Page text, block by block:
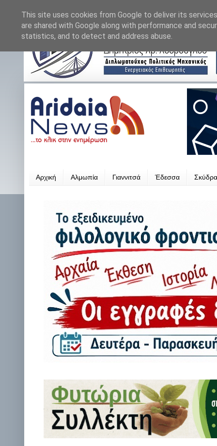
Αρχική Αλμωπία Γιαννιτσά Έδεσσα Σκύδρα
This site uses cookies from Google to deliver its
are shared with Google along with performance and
statistics, and to detect and address abuse.